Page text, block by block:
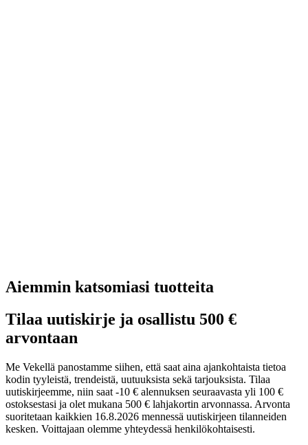
Aiemmin katsomiasi tuotteita
Tilaa uutiskirje ja osallistu 500 €
arvontaan
Me Vekellä panostamme siihen, että saat aina ajankohtaista tietoa
kodin tyyleistä, trendeistä, uutuuksista sekä tarjouksista. Tilaa
uutiskirjeemme, niin saat -10 € alennuksen seuraavasta yli 100 €
ostoksestasi ja olet mukana 500 € lahjakortin arvonnassa. Arvonta
suoritetaan kaikkien 16.8.2026 mennessä uutiskirjeen tilanneiden
kesken. Voittajaan olemme yhteydessä henkilökohtaisesti.